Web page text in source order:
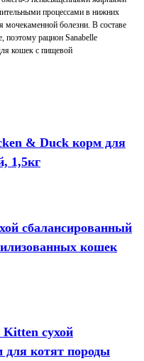
процессами в нижних
болезни. В составе
поэтому рацион Sanabelle
кошек с пищевой
& Duck корм для
1,5кг
сбалансированный
кошек
сухой
для котят породы